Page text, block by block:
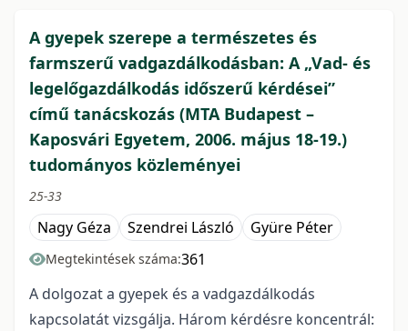
A gyepek szerepe a természetes és
farmszerű vadgazdálkodásban: A „Vad- és
legelőgazdálkodás időszerű kérdései”
című tanácskozás (MTA Budapest –
Kaposvári Egyetem, 2006. május 18-19.)
tudományos közleményei
25-33
Nagy Géza Szendrei László Gyüre Péter
Megtekintések száma:361
A dolgozat a gyepek és a vadgazdálkodás
kapcsolatát vizsgálja. Három kérdésre koncentrál: